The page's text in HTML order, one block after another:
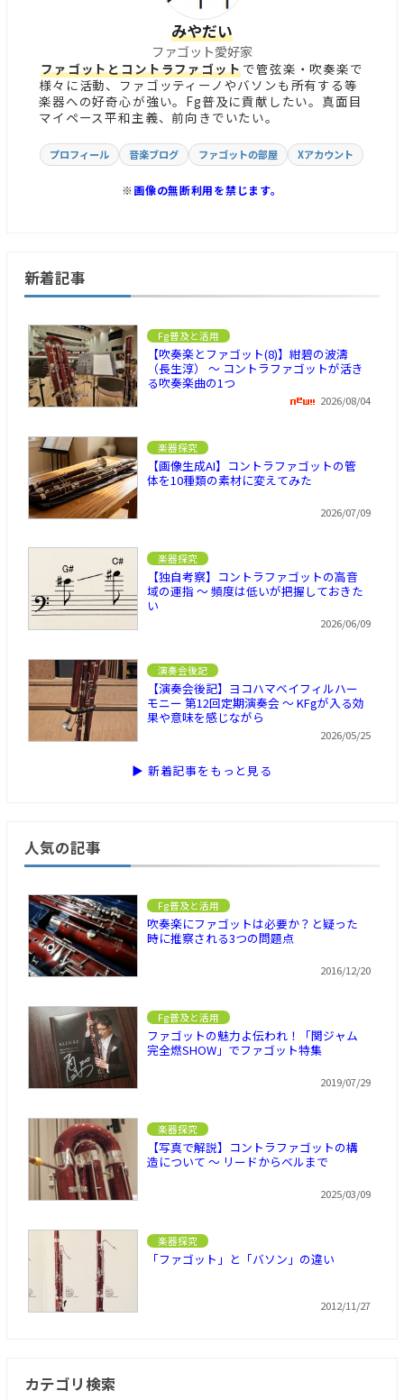
みやだい
ファゴット愛好家
ファゴットとコントラファゴットで管弦楽・吹奏楽で
様々に活動、ファゴッティーノやバソンも所有する等
楽器への好奇心が強い。Fg普及に貢献したい。真面目
マイペース平和主義、前向きでいたい。
プロフィール 音楽ブログ ファゴットの部屋 Xアカウント
※画像の無断利用を禁じます。
新着記事
Fg普及と活用
【吹奏楽とファゴット(8)】紺碧の波濤
（長生淳） ～ コントラファゴットが活き
る吹奏楽曲の1つ
2026/08/04
楽器探究
【画像生成AI】コントラファゴットの管
体を10種類の素材に変えてみた
2026/07/09
楽器探究
【独自考察】コントラファゴットの高音
域の運指 ～ 頻度は低いが把握しておきた
い
2026/06/09
演奏会後記
【演奏会後記】ヨコハマベイフィルハー
モニー 第12回定期演奏会 ～ KFgが入る効
果や意味を感じながら
2026/05/25
▶ 新着記事をもっと見る
人気の記事
Fg普及と活用
吹奏楽にファゴットは必要か？と疑った
時に推察される3つの問題点
2016/12/20
Fg普及と活用
ファゴットの魅力よ伝われ！「関ジャム
完全燃SHOW」でファゴット特集
2019/07/29
楽器探究
【写真で解説】コントラファゴットの構
造について ～ リードからベルまで
2025/03/09
楽器探究
「ファゴット」と「バソン」の違い
2012/11/27
カテゴリ検索